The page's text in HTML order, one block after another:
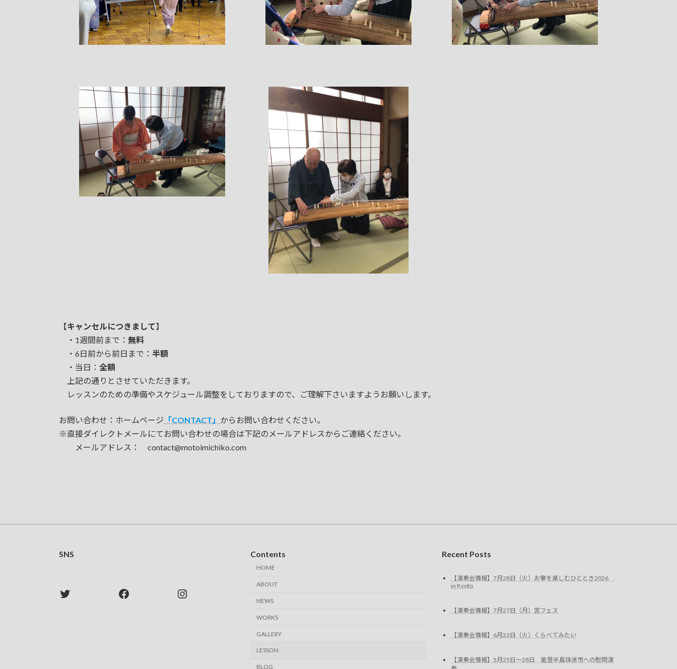
【キャンセルにつきまして】
・1週間前まで： 無料
・6日前から前日まで： 半額
・当日： 全額
上記の通りとさせていただきます。
レッスンのための準備やスケジュール調整をしておりますので、ご理解下さいますようお願いします。
お問い合わせ：ホームページ 「CONTACT」 からお問い合わせください。
※直接ダイレクトメールにてお問い合わせの場合は下記のメールアドレスからご連絡ください。
メールアドレス： contact@motoimichiko.com
SNS
Twitter Facebook Instagram
Contents
HOME
ABOUT
NEWS
WORKS
GALLERY
LESSON
BLOG
Recent Posts
【演奏会情報】7月28日（火）お箏を楽しむひととき2026
in Kyoto
【演奏会情報】7月27日（月）宮フェス
【演奏会情報】6月23日（火）くらべてみたい
【演奏会情報】5月25日～28日 能登半島珠洲市への慰問演